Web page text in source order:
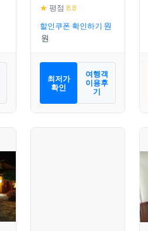
Cortesia de 01
Walter World
★ 평점 8.8
할인쿠폰 확인하기
최저가
확인
여행객
이용후
기